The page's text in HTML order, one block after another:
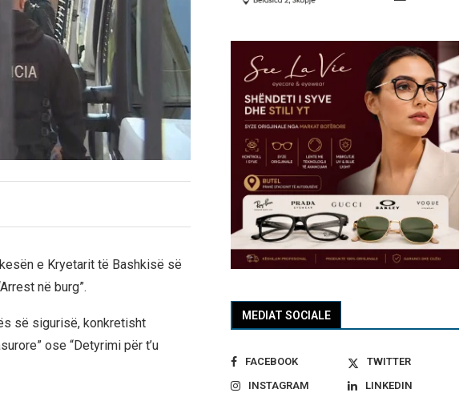
e Kryetarit të Bashkisë së
në burg”.
së sigurisë, konkretisht
ose “Detyrimi për t’u
MEDIAT SOCIALE
FACEBOOK
TWITTER
INSTAGRAM
LINKEDIN